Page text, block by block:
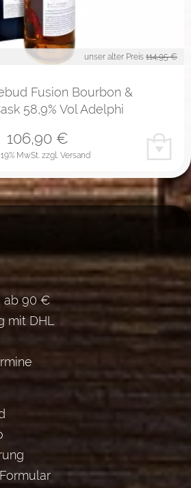
unser alter Preis 114,95 €
Fusion Bourbon &
58,9% Vol Adelphi
MwSt. zzgl. Versand
106,90 €
ab 90 €
mit DHL